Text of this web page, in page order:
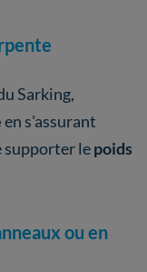
Sarking,
en s'assurant
supporter lepoids
ou en